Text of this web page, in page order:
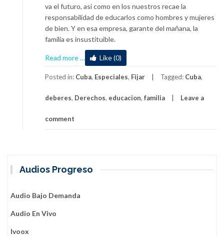
va el futuro, así como en los nuestros recae la
responsabilidad de educarlos como hombres y mujeres
de bien. Y en esa empresa, garante del mañana, la
familia es insustituible.
Read more
about
La
familia
su
ilegalidades
delitos
… Like (0)
Posted in: Cuba, Especiales, Fijar Tagged: Cuba,
deberes, Derechos, educacion, familia Leave a
comment
Audios Progreso
Audio Bajo Demanda
Audio En Vivo
Ivoox